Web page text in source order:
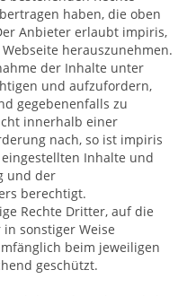
haben, die oben
Anbieter erlaubt impiris,
herauszunehmen.
der Inhalte unter
und aufzufordern,
gegebenenfalls zu
innerhalb einer
nach, so ist impiris
Inhalte und
und der
berechtigt.
Rechte Dritter, auf die
sonstiger Weise
beim jeweiligen
geschützt.